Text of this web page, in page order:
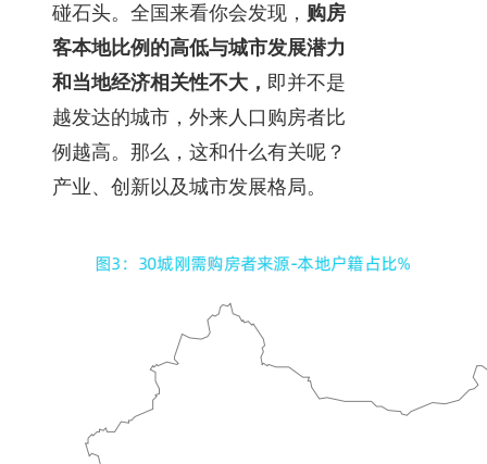
碰石头。全国来看你会发现， 购房
客本地比例的高低与城市发展潜力
和当地经济相关性不大， 即并不是
越发达的城市，外来人口购房者比
例越高。那么，这和什么有关呢？
产业、创新以及城市发展格局。